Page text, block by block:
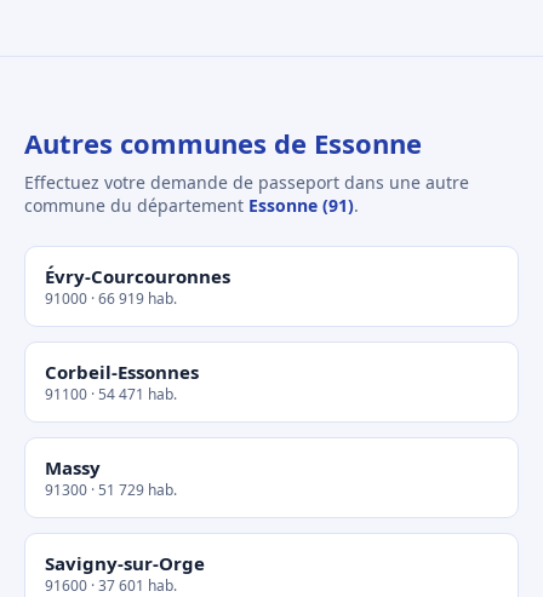
Autres communes de Essonne
Effectuez votre demande de passeport dans une autre
commune du département Essonne (91).
Évry-Courcouronnes
91000 · 66 919 hab.
Corbeil-Essonnes
91100 · 54 471 hab.
Massy
91300 · 51 729 hab.
Savigny-sur-Orge
91600 · 37 601 hab.